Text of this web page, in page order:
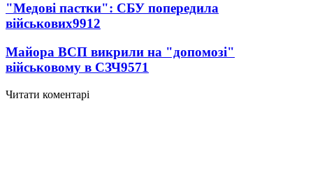
"Медові пастки": СБУ попередила
військових9912
Майора ВСП викрили на "допомозі"
військовому в СЗЧ9571
Читати коментарі